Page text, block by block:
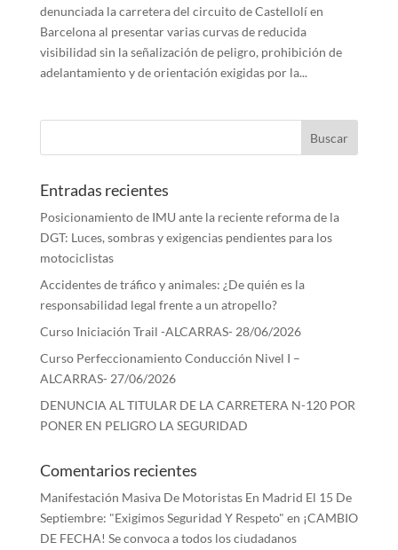
denunciada la carretera del circuito de Castellolí en
Barcelona al presentar varias curvas de reducida
visibilidad sin la señalización de peligro, prohibición de
adelantamiento y de orientación exigidas por la...
Entradas recientes
Posicionamiento de IMU ante la reciente reforma de la
DGT: Luces, sombras y exigencias pendientes para los
motociclistas
Accidentes de tráfico y animales: ¿De quién es la
responsabilidad legal frente a un atropello?
Curso Iniciación Trail -ALCARRAS- 28/06/2026
Curso Perfeccionamiento Conducción Nivel I –
ALCARRAS- 27/06/2026
DENUNCIA AL TITULAR DE LA CARRETERA N-120 POR
PONER EN PELIGRO LA SEGURIDAD
Comentarios recientes
Manifestación Masiva De Motoristas En Madrid El 15 De
Septiembre: "Exigimos Seguridad Y Respeto" en ¡CAMBIO
DE FECHA! Se convoca a todos los ciudadanos